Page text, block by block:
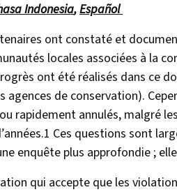
Indonesia,Español
ont constaté et
locales associées à la
ont été réalisés dans ce
agences de conservation).
rapidement annulés, malgré
Ces questions sont
enquête plus approfondie ;
qui accepte que les